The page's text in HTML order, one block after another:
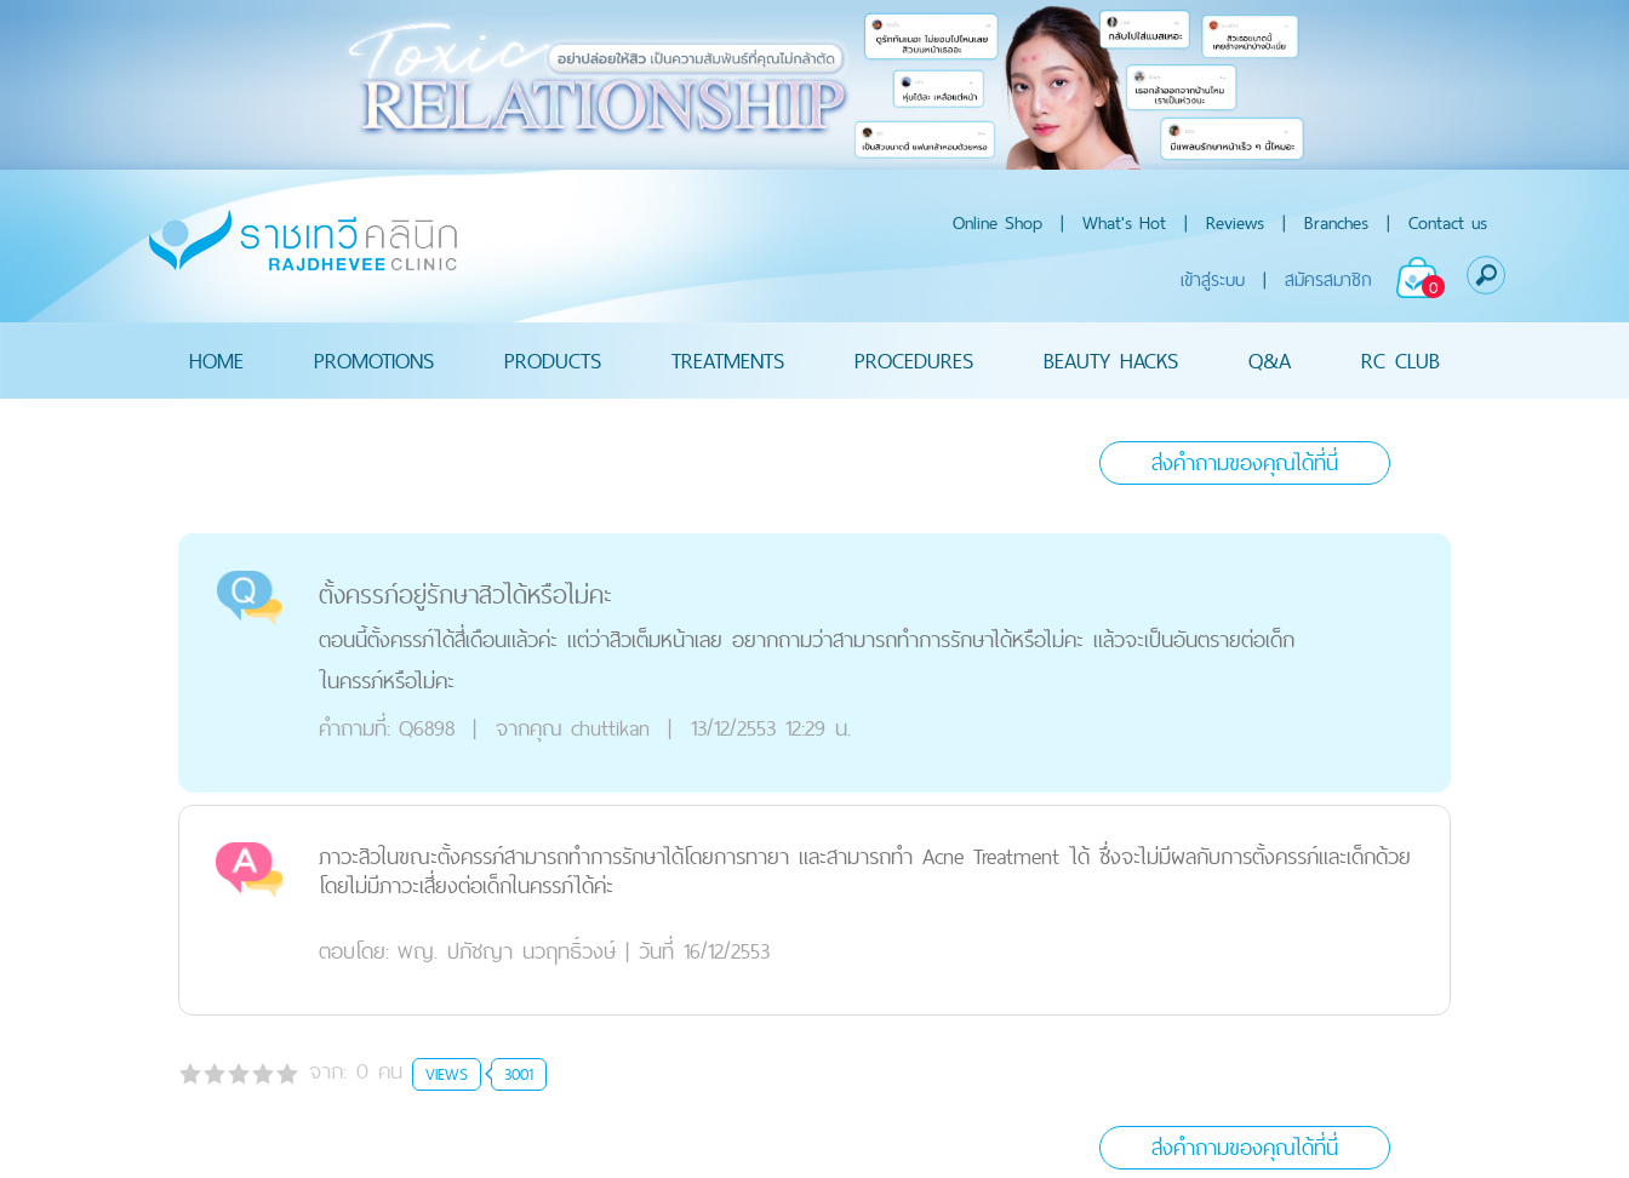
Online Shop | What's Hot | Reviews | Branches | Contact us
0
เข้าสู่ระบบ | สมัครสมาชิก
HOME PROMOTIONS PRODUCTS TREATMENTS PROCEDURES BEAUTY HACKS Q&A RC CLUB
ส่งคำถามของคุณได้ที่นี่
ตั้งครรภ์อยู่รักษาสิวได้หรือไม่คะ
ตอนนี้ตั้งครรภ์ได้สี่เดือนแล้วค่ะ แต่ว่าสิวเต็มหน้าเลย อยากถามว่าสามารถทำการรักษาได้หรือไม่คะ แล้วจะเป็นอันตรายต่อเด็ก
ในครรภ์หรือไม่คะ
คำถามที่: Q6898 | จากคุณ chuttikan | 13/12/2553 12:29 น.
ภาวะสิวในขณะตั้งครรภ์สามารถทำการรักษาได้โดยการทายา และสามารถทำ Acne Treatment ได้ ซึ่งจะไม่มีผลกับการตั้งครรภ์และเด็กด้วย
โดยไม่มีภาวะเสี่ยงต่อเด็กในครรภ์ได้ค่ะ
ตอบโดย: พญ. ปภัชญา นวฤทธิ์วงษ์ | วันที่ 16/12/2553
จาก: 0 คน VIEWS 3001
ส่งคำถามของคุณได้ที่นี่